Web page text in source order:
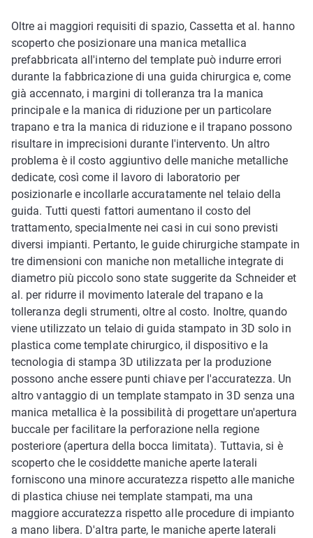
Oltre ai maggiori requisiti di spazio, Cassetta et al. hanno
scoperto che posizionare una manica metallica
prefabbricata all'interno del template può indurre errori
durante la fabbricazione di una guida chirurgica e, come
già accennato, i margini di tolleranza tra la manica
principale e la manica di riduzione per un particolare
trapano e tra la manica di riduzione e il trapano possono
risultare in imprecisioni durante l'intervento. Un altro
problema è il costo aggiuntivo delle maniche metalliche
dedicate, così come il lavoro di laboratorio per
posizionarle e incollarle accuratamente nel telaio della
guida. Tutti questi fattori aumentano il costo del
trattamento, specialmente nei casi in cui sono previsti
diversi impianti. Pertanto, le guide chirurgiche stampate in
tre dimensioni con maniche non metalliche integrate di
diametro più piccolo sono state suggerite da Schneider et
al. per ridurre il movimento laterale del trapano e la
tolleranza degli strumenti, oltre al costo. Inoltre, quando
viene utilizzato un telaio di guida stampato in 3D solo in
plastica come template chirurgico, il dispositivo e la
tecnologia di stampa 3D utilizzata per la produzione
possono anche essere punti chiave per l'accuratezza. Un
altro vantaggio di un template stampato in 3D senza una
manica metallica è la possibilità di progettare un'apertura
buccale per facilitare la perforazione nella regione
posteriore (apertura della bocca limitata). Tuttavia, si è
scoperto che le cosiddette maniche aperte laterali
forniscono una minore accuratezza rispetto alle maniche
di plastica chiuse nei template stampati, ma una
maggiore accuratezza rispetto alle procedure di impianto
a mano libera. D'altra parte, le maniche aperte laterali